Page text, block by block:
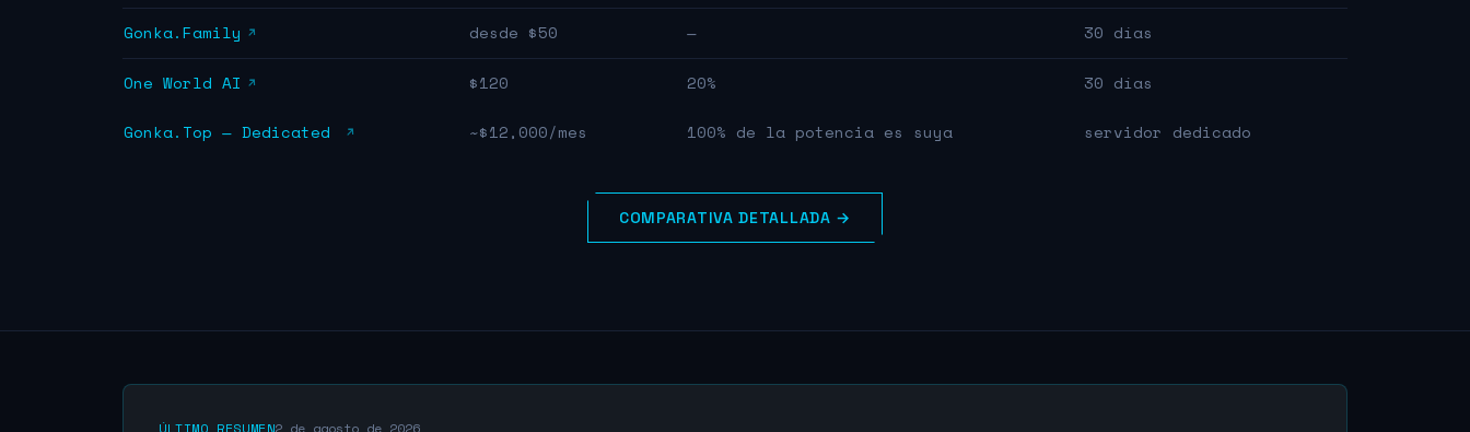
Gonka.Family desde $50 — 30 días
One World AI $120 20% 30 días
Gonka.Top — Dedicated ~$12,000/mes 100% de la potencia es suya servidor dedicado
COMPARATIVA DETALLADA →
ÚLTIMO RESUMEN2 de agosto de 2026